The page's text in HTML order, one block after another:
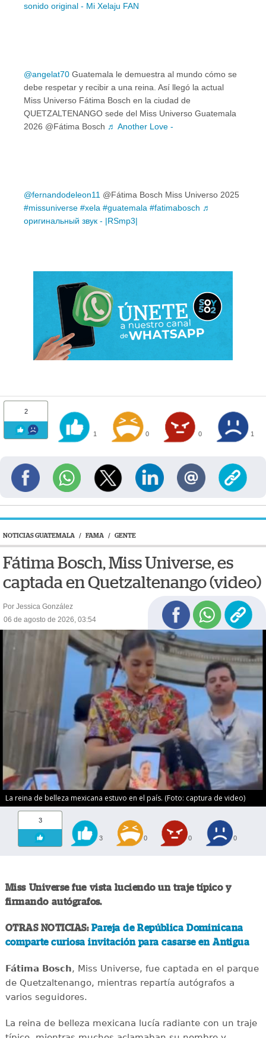
sonido original - Mi Xelaju FAN
@angelat70 Guatemala le demuestra al mundo cómo se
debe respetar y recibir a una reina. Así llegó la actual
Miss Universo Fátima Bosch en la ciudad de
QUETZALTENANGO sede del Miss Universo Guatemala
2026 @Fátima Bosch ♬ Another Love -
@fernandodeleon11 @Fátima Bosch Miss Universo 2025
#missuniverse #xela #guatemala #fatimabosch ♬
оригинальный звук - |RSmp3|
2
1 0 0 1
NOTICIAS GUATEMALA / FAMA / GENTE
Fátima Bosch, Miss Universe, es
captada en Quetzaltenango (video)
Por Jessica González
06 de agosto de 2026, 03:54
La reina de belleza mexicana estuvo en el país. (Foto: captura de video)
3
3 0 0 0
Miss Universe fue vista luciendo un traje típico y
firmando autógrafos.
OTRAS NOTICIAS: Pareja de República Dominicana
comparte curiosa invitación para casarse en Antigua
Fátima Bosch, Miss Universe, fue captada en el parque
de Quetzaltenango, mientras repartía autógrafos a
varios seguidores.
La reina de belleza mexicana lucía radiante con un traje